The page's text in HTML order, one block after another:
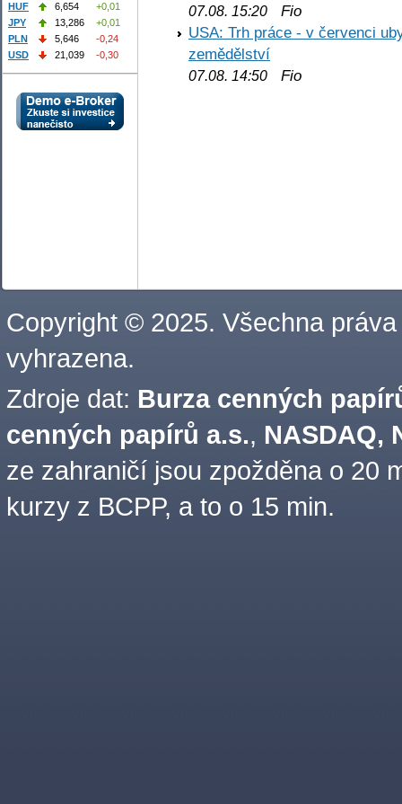
07.08. 15:20 Fio
USA: Trh práce - v červenci
zemědělství
07.08. 14:50 Fio
HUF
6,654
+0,01
JPY
13,286
+0,01
PLN
5,646
-0,24
USD
21,039 -0,30
Copyright © 2025. Všechna práva
vyhrazena.
Zdroje dat: Burza cenných
cenných papírů a.s., NASDAQ,
ze zahraničí jsou zpožděna o 20
kurzy z BCPP, a to o 15 min.